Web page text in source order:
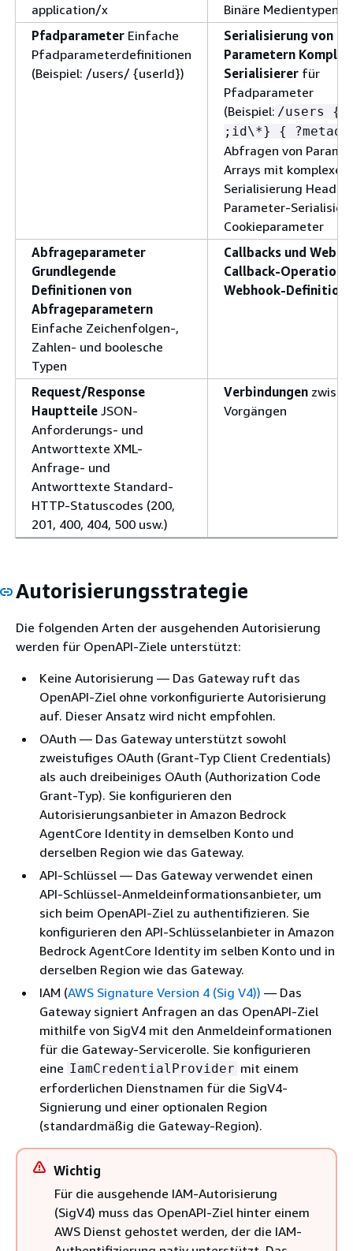
application/x
Binäre Medientypen
Pfadparameter Einfache
Pfadparameterdefinitionen
(Beispiel: /users/ {userId})
Serialisierung von
Parametern
Serialisierer für
Pfadparameter
(Beispiel: /users {
;id\*} {
Abfragen von
Arrays mit komplexer
Serialisierung Header-
Parameter-
Cookieparameter
Abfrageparameter
Grundlegende
Definitionen von
Abfrageparametern
Einfache Zeichenfolgen-,
Zahlen- und boolesche
Typen
Callbacks und
Callback-
Webhook-
Request/Response
Hauptteile JSON-
Anforderungs- und
Antworttexte XML-
Anfrage- und
Antworttexte Standard-
HTTP-Statuscodes (200,
201, 400, 404, 500 usw.)
Verbindungen
Vorgängen
Autorisierungsstrategie
Die folgenden Arten der ausgehenden Autorisierung
werden für OpenAPI-Ziele unterstützt:
Keine Autorisierung — Das Gateway ruft das
OpenAPI-Ziel ohne vorkonfigurierte Autorisierung
auf. Dieser Ansatz wird nicht empfohlen.
OAuth — Das Gateway unterstützt sowohl
zweistufiges OAuth (Grant-Typ Client Credentials)
als auch dreibeiniges OAuth (Authorization Code
Grant-Typ). Sie konfigurieren den
Autorisierungsanbieter in Amazon Bedrock
AgentCore Identity in demselben Konto und
derselben Region wie das Gateway.
API-Schlüssel — Das Gateway verwendet einen
API-Schlüssel-Anmeldeinformationsanbieter, um
sich beim OpenAPI-Ziel zu authentifizieren. Sie
konfigurieren den API-Schlüsselanbieter in Amazon
Bedrock AgentCore Identity im selben Konto und in
derselben Region wie das Gateway.
IAM (AWS Signature Version 4 (Sig V4)) — Das
Gateway signiert Anfragen an das OpenAPI-Ziel
mithilfe von SigV4 mit den Anmeldeinformationen
für die Gateway-Servicerolle. Sie konfigurieren
eine IamCredentialProvider mit einem
erforderlichen Dienstnamen für die SigV4-
Signierung und einer optionalen Region
(standardmäßig die Gateway-Region).
Wichtig
Für die ausgehende IAM-Autorisierung
(SigV4) muss das OpenAPI-Ziel hinter einem
AWS Dienst gehostet werden, der die IAM-